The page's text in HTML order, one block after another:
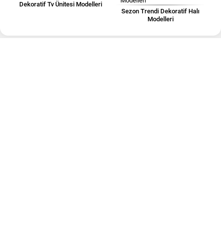
Dekoratif Tv Ünitesi Modelleri
Sezon Trendi Dekoratif Halı
Modelleri